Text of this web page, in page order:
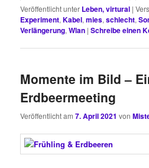
Veröffentlicht unter Leben, virtural |
Experiment,Kabel,mies,schlecht,
Verlängerung,Wlan |Schreibe einen
Momente im Bild –
Erdbeermeeting
Veröffentlicht am7. April 2021 von